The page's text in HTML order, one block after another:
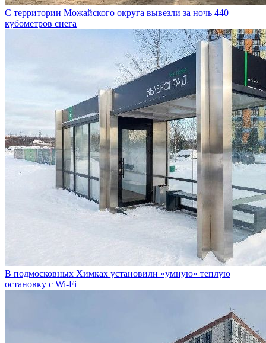
С территории Можайского округа вывезли за ночь 440
кубометров снега
В подмосковных Химках установили «умную» теплую
остановку с Wi-Fi